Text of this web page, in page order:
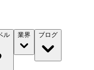
ル 業界 ブログ